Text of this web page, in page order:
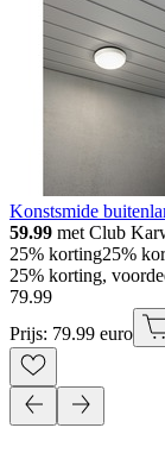
Konstsmide
59.99 met Club
25% korting25%
25% korting,
79.99
Prijs: 79.99 euro